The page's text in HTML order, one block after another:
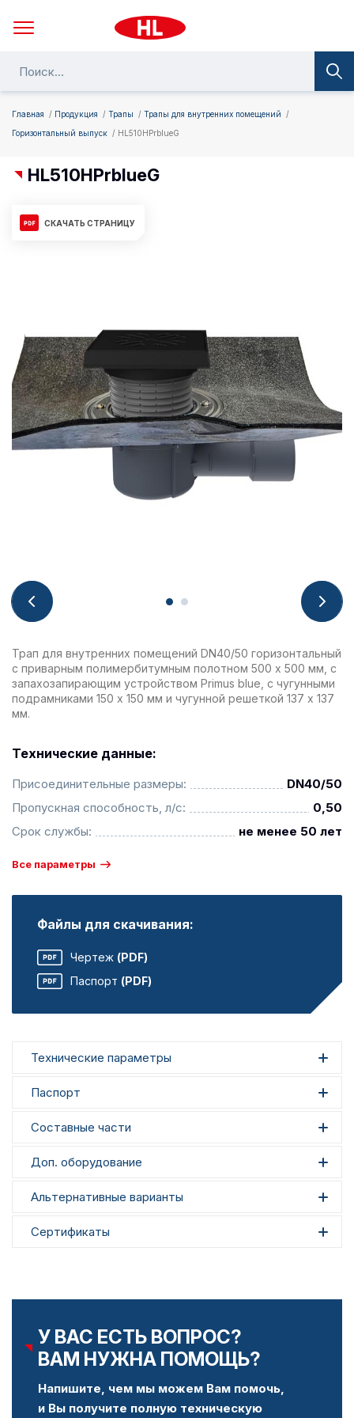
Главная Продукция Трапы
Трапы для внутренних помещений
Горизонтальный выпуск
HL510HPrblueG
HL510HPrblueG
СКАЧАТЬ СТРАНИЦУ
Трап для внутренних помещений DN40/50 горизонтальный
с приварным полимербитумным полотном 500 x 500 мм, с
запахозапирающим устройством Primus blue, с чугунными
подрамниками 150 х 150 мм и чугунной решеткой 137 х 137
мм.
Технические данные:
Присоединительные размеры:
DN40/50
Пропускная способность, л/с:
0,50
Срок службы:
не менее 50 лет
Все параметры
Файлы для скачивания:
Чертеж (PDF)
Паспорт (PDF)
Технические параметры
Паспорт
Составные части
Доп. оборудование
Альтернативные варианты
Сертификаты
У ВАС ЕСТЬ ВОПРОС?
ВАМ НУЖНА ПОМОЩЬ?
Напишите, чем мы можем Вам помочь,
и Вы получите полную техническую